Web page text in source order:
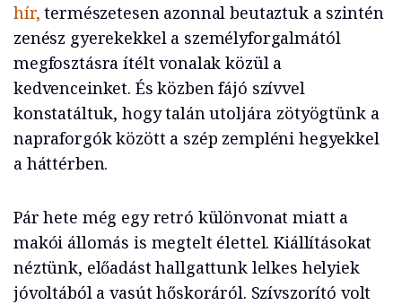
hír, természetesen azonnal beutaztuk a szintén
zenész gyerekekkel a személyforgalmától
megfosztásra ítélt vonalak közül a
kedvenceinket. És közben fájó szívvel
konstatáltuk, hogy talán utoljára zötyögtünk a
napraforgók között a szép zempléni hegyekkel
a háttérben.
Pár hete még egy retró különvonat miatt a
makói állomás is megtelt élettel. Kiállításokat
néztünk, előadást hallgattunk lelkes helyiek
jóvoltából a vasút hőskoráról. Szívszorító volt